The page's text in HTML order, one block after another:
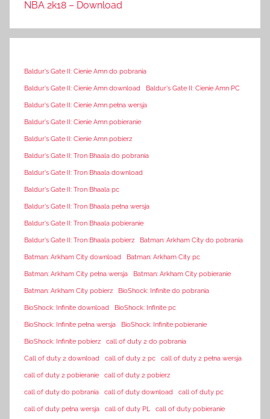
NBA 2k18 – Download
Baldur's Gate II: Cienie Amn do pobrania
Baldur's Gate II: Cienie Amn download Baldur's Gate II: Cienie Amn PC
Baldur's Gate II: Cienie Amn pełna wersja
Baldur's Gate II: Cienie Amn pobieranie
Baldur's Gate II: Cienie Amn pobierz
Baldur's Gate II: Tron Bhaala do pobrania
Baldur's Gate II: Tron Bhaala download
Baldur's Gate II: Tron Bhaala pc
Baldur's Gate II: Tron Bhaala pełna wersja
Baldur's Gate II: Tron Bhaala pobieranie
Baldur's Gate II: Tron Bhaala pobierz Batman: Arkham City do pobrania
Batman: Arkham City download Batman: Arkham City pc
Batman: Arkham City pełna wersja Batman: Arkham City pobieranie
Batman: Arkham City pobierz BioShock: Infinite do pobrania
BioShock: Infinite download BioShock: Infinite pc
BioShock: Infinite pełna wersja BioShock: Infinite pobieranie
BioShock: Infinite pobierz call of duty 2 do pobrania
Call of duty 2 download call of duty 2 pc call of duty 2 pełna wersja
call of duty 2 pobieranie call of duty 2 pobierz
call of duty do pobrania call of duty download call of duty pc
call of duty pełna wersja call of duty PL call of duty pobieranie